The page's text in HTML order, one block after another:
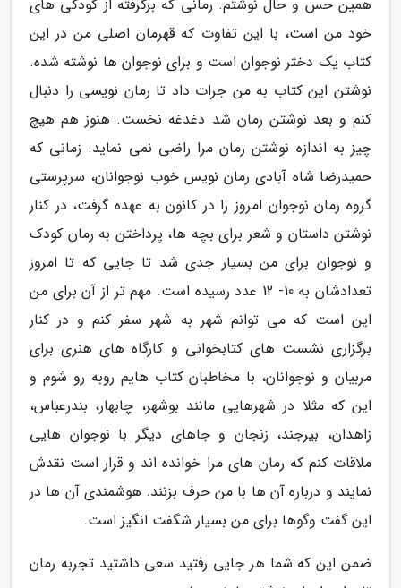
همین حس و حال نوشتم. رمانی که برگرفته از کودکی های
خود من است، با این تفاوت که قهرمان اصلی من در این
کتاب یک دختر نوجوان است و برای نوجوان ها نوشته شده.
نوشتن این کتاب به من جرات داد تا رمان نویسی را دنبال
کنم و بعد نوشتن رمان شد دغدغه نخست. هنوز هم هیچ
چیز به اندازه نوشتن رمان مرا راضی نمی نماید. زمانی که
حمیدرضا شاه آبادی رمان نویس خوب نوجوانان، سرپرستی
گروه رمان نوجوان امروز را در کانون به عهده گرفت، در کنار
نوشتن داستان و شعر برای بچه ها، پرداختن به رمان کودک
و نوجوان برای من بسیار جدی شد تا جایی که تا امروز
تعدادشان به 10- 12 عدد رسیده است. مهم تر از آن برای من
این است که می توانم شهر به شهر سفر کنم و در کنار
برگزاری نشست های کتابخوانی و کارگاه های هنری برای
مربیان و نوجوانان، با مخاطبان کتاب هایم روبه رو شوم و
این که مثلا در شهرهایی مانند بوشهر، چابهار، بندرعباس،
زاهدان، بیرجند، زنجان و جاهای دیگر با نوجوان هایی
ملاقات کنم که رمان های مرا خوانده اند و قرار است نقدش
نمایند و درباره آن ها با من حرف بزنند. هوشمندی آن ها در
این گفت وگوها برای من بسیار شگفت انگیز است.
ضمن این که شما هر جایی رفتید سعی داشتید تجربه رمان